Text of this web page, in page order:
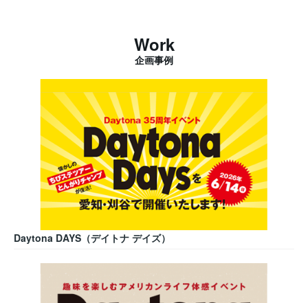
Work
企画事例
Daytona DAYS（デイトナ デイズ）